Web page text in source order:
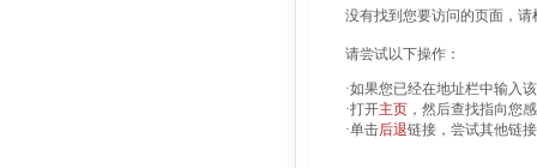
没有找到您要访问的页面，
请尝试以下操作：
·如果您已经在地址栏中输入
·打开主页 ，然后查找指向您
·单击后退链接，尝试其他链